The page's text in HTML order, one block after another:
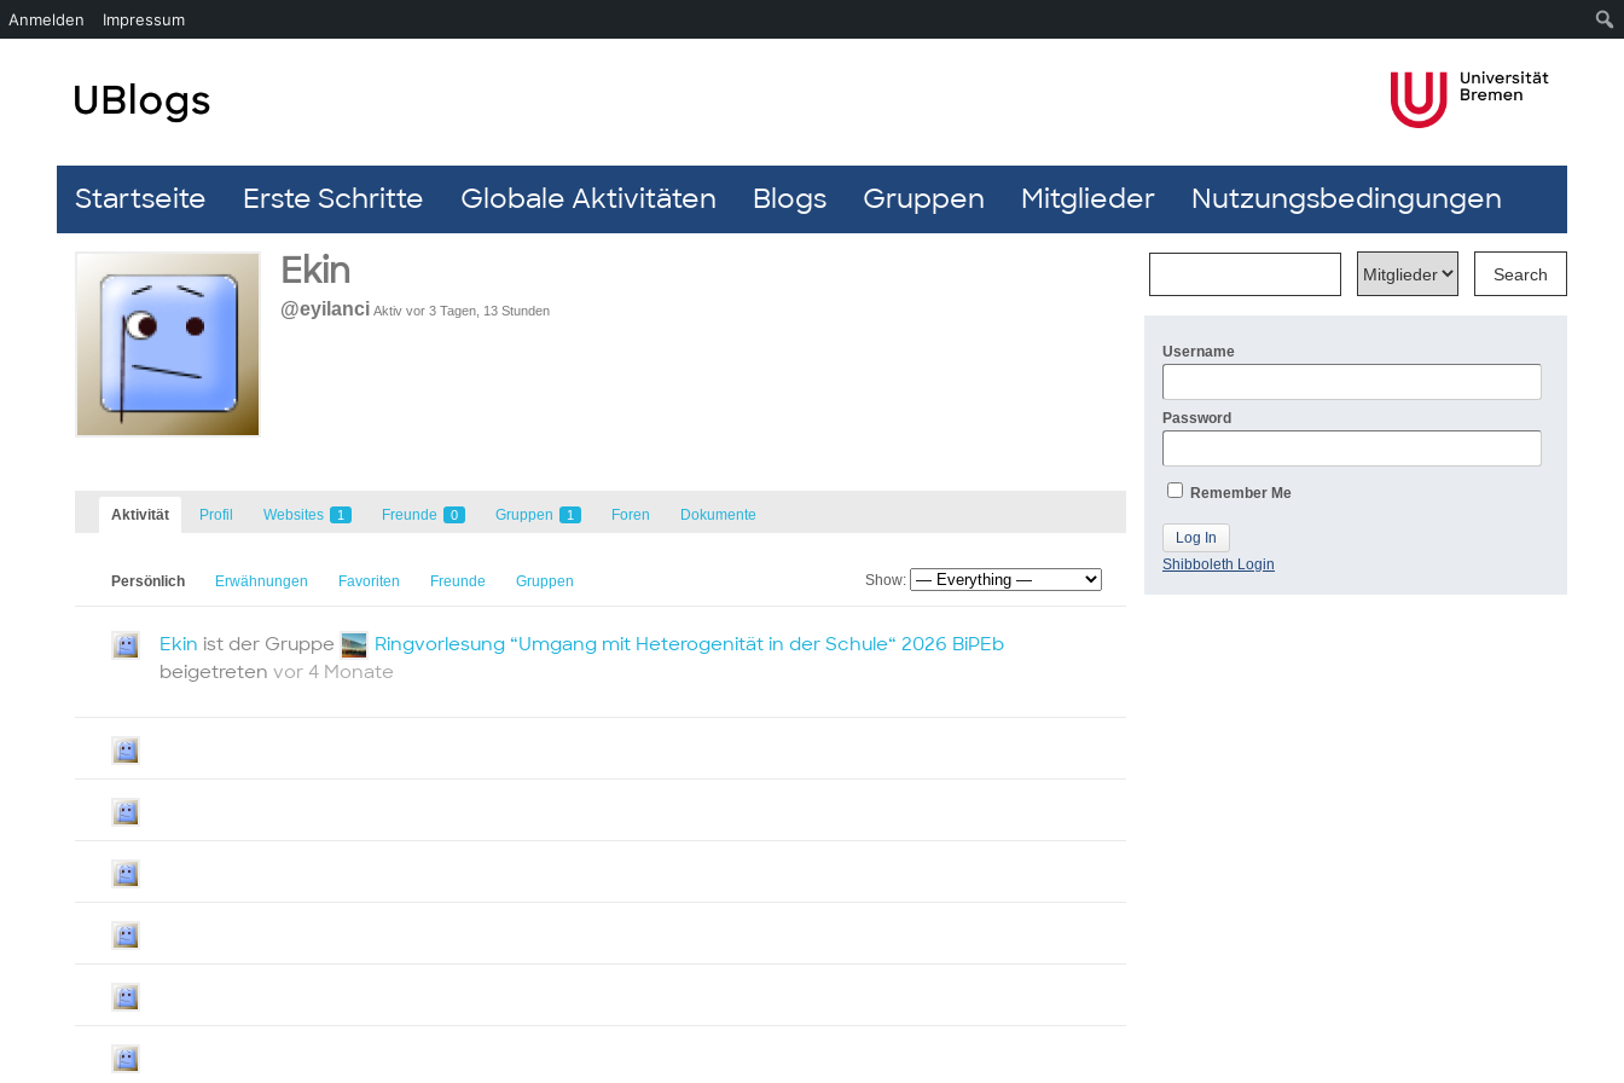
Startseite Erste Schritte Globale Aktivitäten Blogs Gruppen Mitglieder Nutzungsbedingungen
Ekin
@eyilanci Aktiv vor 3 Tagen, 13 Stunden
Aktivität Profil Websites 1 Freunde 0 Gruppen 1 Foren Dokumente
Persönlich Erwähnungen Favoriten Freunde Gruppen Show:
Ekin ist der Gruppe
Ringvorlesung “Umgang mit Heterogenität in der Schule“ 2026 BiPEb
beigetreten vor 4 Monate
Username
Password
Remember Me
Shibboleth Login
Anmelden Impressum